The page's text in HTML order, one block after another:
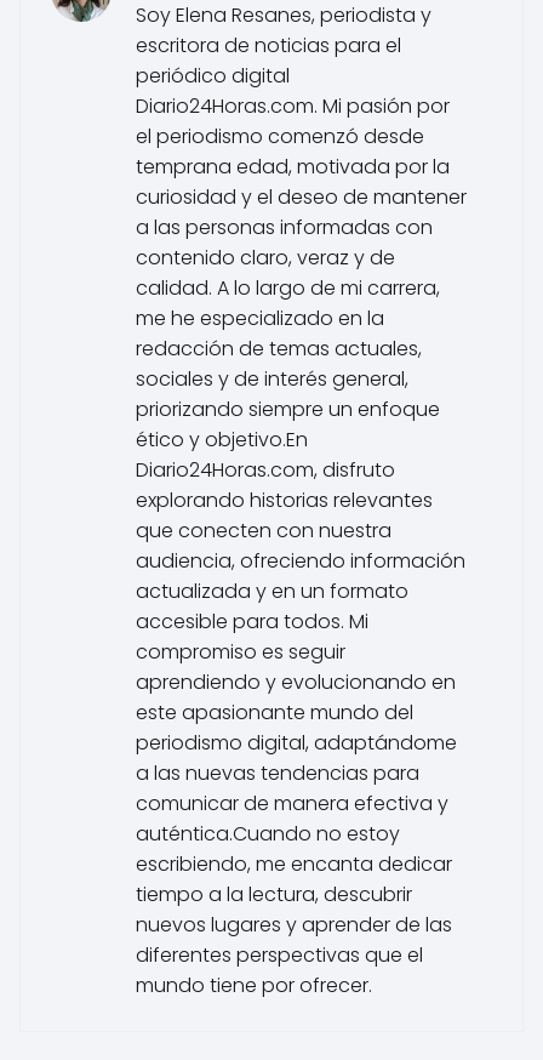
Soy Elena Resanes, periodista y
escritora de noticias para el
periódico digital
Diario24Horas.com. Mi pasión por
el periodismo comenzó desde
temprana edad, motivada por la
curiosidad y el deseo de mantener
a las personas informadas con
contenido claro, veraz y de
calidad. A lo largo de mi carrera,
me he especializado en la
redacción de temas actuales,
sociales y de interés general,
priorizando siempre un enfoque
ético y objetivo.En
Diario24Horas.com, disfruto
explorando historias relevantes
que conecten con nuestra
audiencia, ofreciendo información
actualizada y en un formato
accesible para todos. Mi
compromiso es seguir
aprendiendo y evolucionando en
este apasionante mundo del
periodismo digital, adaptándome
a las nuevas tendencias para
comunicar de manera efectiva y
auténtica.Cuando no estoy
escribiendo, me encanta dedicar
tiempo a la lectura, descubrir
nuevos lugares y aprender de las
diferentes perspectivas que el
mundo tiene por ofrecer.